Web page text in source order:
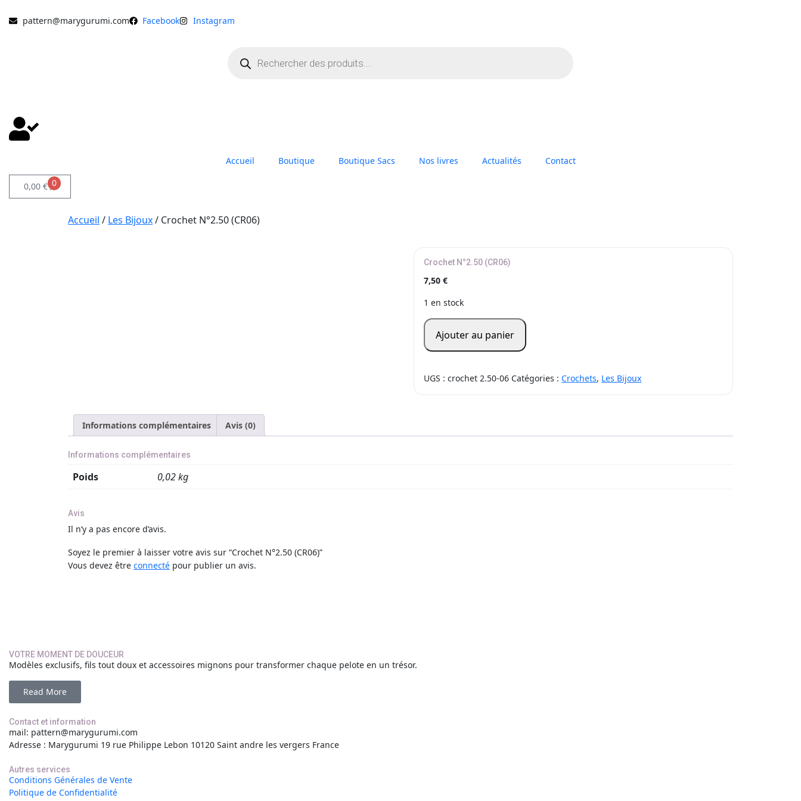
pattern@marygurumi.com Facebook Instagram
Accueil Boutique Boutique Sacs Nos livres Actualités Contact
0,00 € 0
Accueil / Les Bijoux/ Crochet N°2.50 (CR06)
Crochet N°2.50 (CR06)
7,50€
1 en stock
Ajouter au panier
UGS :crochet 2.50-06 Catégories :Crochets, Les Bijoux
Informations complémentaires Avis (0)
Informations complémentaires
Poids 0,02 kg
Avis
Il n’y a pas encore d’avis.
Soyez le premier à laisser votre avis sur “Crochet N°2.50 (CR06)”
Vous devez être connecté pour publier un avis.
VOTRE MOMENT DE DOUCEUR
Modèles exclusifs, fils tout doux et accessoires mignons pour transformer chaque pelote en un trésor.
Read More
Contact et information
mail: pattern@marygurumi.com
Adresse : Marygurumi 19 rue Philippe Lebon 10120 Saint andre les vergers France
Autres services
Conditions Générales de Vente
Politique de Confidentialité